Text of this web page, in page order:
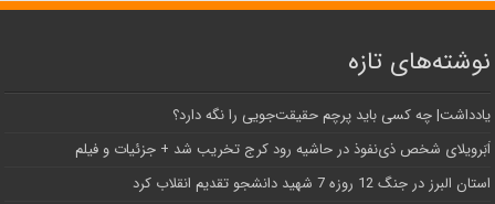
نوشته‌های تازه
یادداشت| ‌چه کسی باید پرچم حقیقت‌جویی را نگه دارد؟
اَبَر‌ویلای شخص ذی‌نفوذ در حاشیه‌ رود کرج تخریب شد + جزئیات و فیلم
استان البرز در جنگ 12 روزه 7 شهید دانشجو تقدیم انقلاب کرد